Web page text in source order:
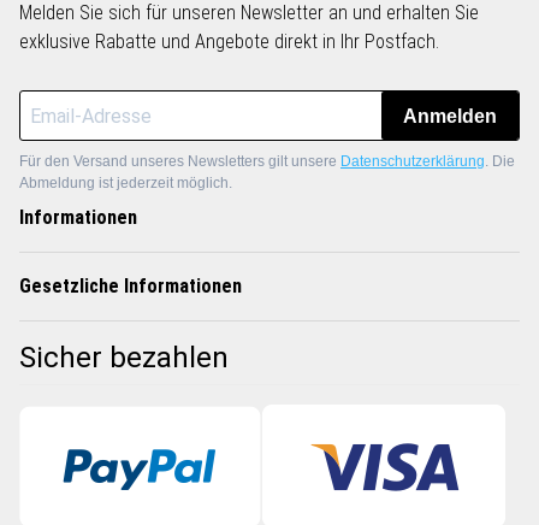
Melden Sie sich für unseren Newsletter an und erhalten Sie
exklusive Rabatte und Angebote direkt in Ihr Postfach.
Anmelden
Für den Versand unseres Newsletters gilt unsere Datenschutzerklärung. Die
Abmeldung ist jederzeit möglich.
Informationen
Gesetzliche Informationen
Sicher bezahlen